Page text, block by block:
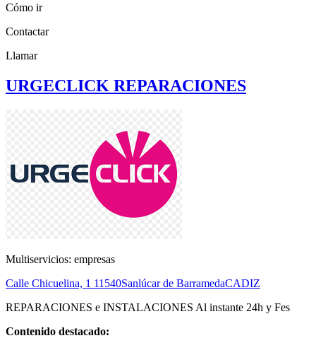
Cómo ir
Contactar
Llamar
URGECLICK REPARACIONES
Multiservicios: empresas
Calle Chicuelina, 1 11540Sanlúcar de BarramedaCADIZ
REPARACIONES e INSTALACIONES Al instante 24h y Fes
Contenido destacado: